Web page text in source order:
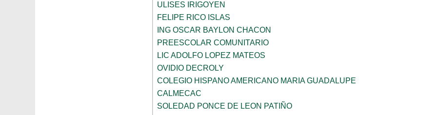
ULISES IRIGOYEN
FELIPE RICO ISLAS
ING OSCAR BAYLON CHACON
PREESCOLAR COMUNITARIO
LIC ADOLFO LOPEZ MATEOS
OVIDIO DECROLY
COLEGIO HISPANO AMERICANO MARIA GUADALUPE
CALMECAC
SOLEDAD PONCE DE LEON PATIÑO